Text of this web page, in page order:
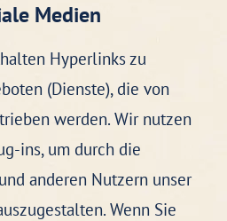
Medien
Hyperlinks zu
(Dienste), die von
werden. Wir nutzen
ins, um durch die
anderen Nutzern unser
Wenn Sie